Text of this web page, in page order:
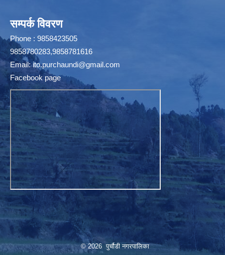
सम्पर्क विवरण
Phone : 9858423505
9858780283,9858781616
Email:ito.purchaundi@gmail.com
Facebook page
© 2026 पुर्चौडी नगरपालिका